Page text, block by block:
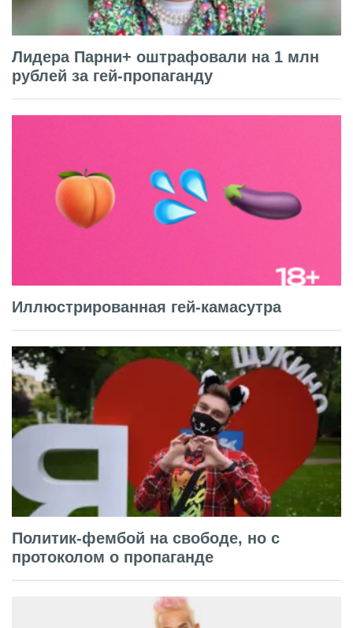
Лидера Парни+ оштрафовали на 1 млн
рублей за гей-пропаганду
Иллюстрированная гей-камасутра
Политик-фембой на свободе, но с
протоколом о пропаганде